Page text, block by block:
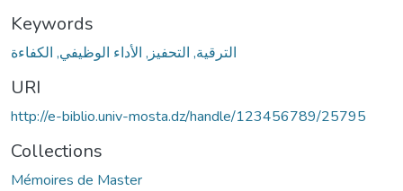
Keywords
الترقية, التحفيز, الأداء الوظيفي, الكفاءة
URI
http://e-biblio.univ-mosta.dz/handle/123456789/25795
Collections
Mémoires de Master